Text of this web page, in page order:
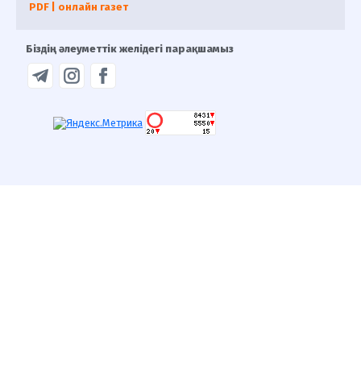
PDF | онлайн газет
Біздің әлеуметтік желідегі парақшамыз